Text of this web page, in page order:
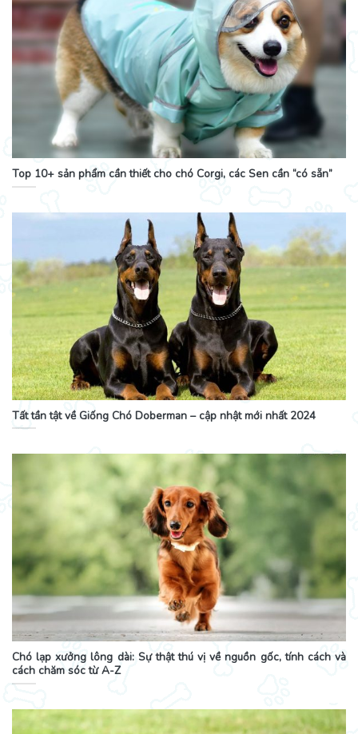
Top 10+ sản phẩm cần thiết cho chó Corgi, các Sen cần “có sẵn”
Tất tần tật về Giống Chó Doberman – cập nhật mới nhất 2024
Chó lạp xưởng lông dài: Sự thật thú vị về nguồn gốc, tính cách và
cách chăm sóc từ A-Z